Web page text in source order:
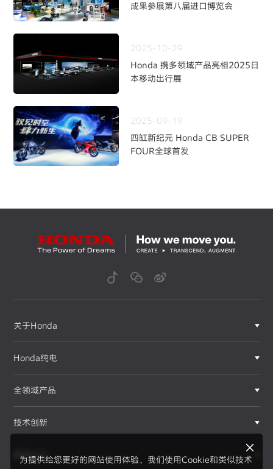
成果参展第八届进口博览会
2025-10-29
Honda 携多领域产品亮相2025日
本移动出行展
2025-09-19
四缸新纪元 Honda CB SUPER
FOUR全球首发
为提供给您更好的网站使用体验，我们使用Cookie和类似技术
关于Honda
Honda纯电
全领域产品
技术创新
赛事运动